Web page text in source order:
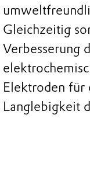
Gleichzeitig
Verbesserung
Elektroden für
Langlebigkeit